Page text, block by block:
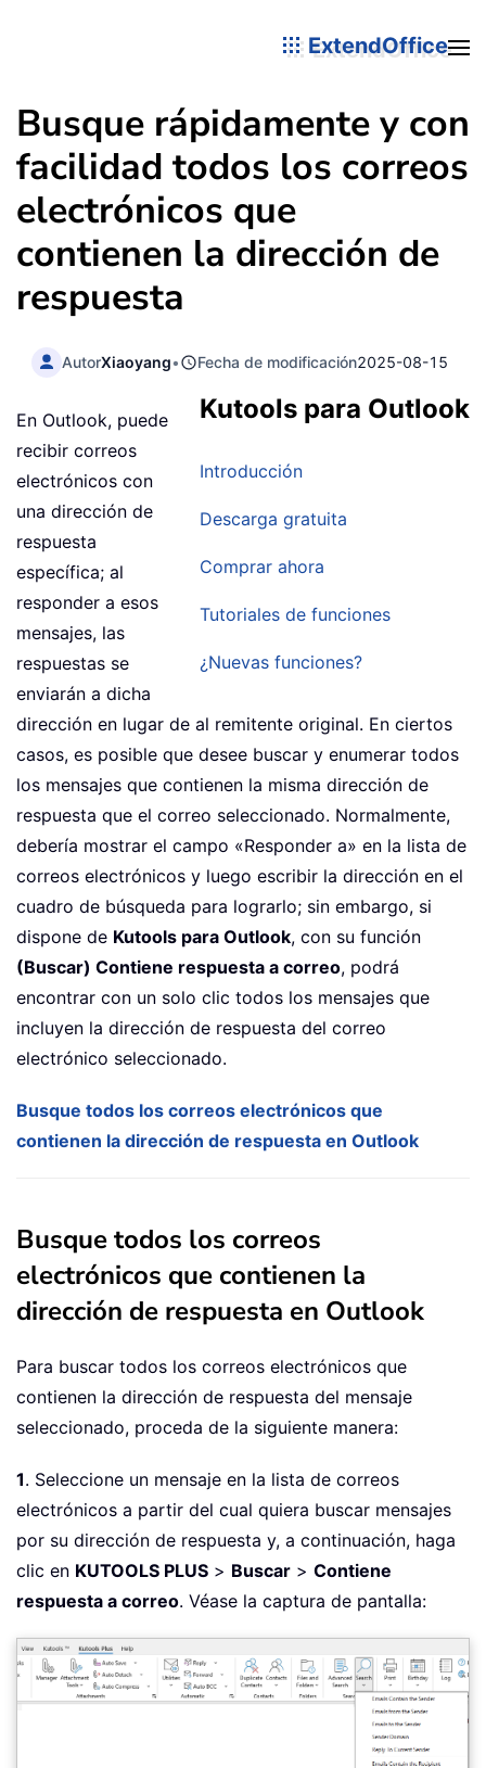
ExtendOffice
Busque rápidamente y con
facilidad todos los correos
electrónicos que
contienen la dirección de
respuesta
AutorXiaoyang• Fecha de modificación2025-08-15
Kutools para Outlook
Introducción
Descarga gratuita
Comprar ahora
Tutoriales de funciones
¿Nuevas funciones?
En Outlook, puede
recibir correos
electrónicos con
una dirección de
respuesta
específica; al
responder a esos
mensajes, las
respuestas se
enviarán a dicha
dirección en lugar de al remitente original. En ciertos
casos, es posible que desee buscar y enumerar todos
los mensajes que contienen la misma dirección de
respuesta que el correo seleccionado. Normalmente,
debería mostrar el campo «Responder a» en la lista de
correos electrónicos y luego escribir la dirección en el
cuadro de búsqueda para lograrlo; sin embargo, si
dispone de Kutools para Outlook, con su función
(Buscar) Contiene respuesta a correo, podrá
encontrar con un solo clic todos los mensajes que
incluyen la dirección de respuesta del correo
electrónico seleccionado.
Busque todos los correos electrónicos que
contienen la dirección de respuesta en Outlook
Busque todos los correos
electrónicos que contienen la
dirección de respuesta en Outlook
Para buscar todos los correos electrónicos que
contienen la dirección de respuesta del mensaje
seleccionado, proceda de la siguiente manera:
1. Seleccione un mensaje en la lista de correos
electrónicos a partir del cual quiera buscar mensajes
por su dirección de respuesta y, a continuación, haga
clic en KUTOOLS PLUS > Buscar > Contiene
respuesta a correo. Véase la captura de pantalla: